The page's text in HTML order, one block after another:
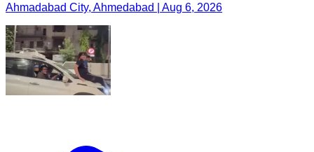
Ahmadabad City, Ahmedabad | Aug 6, 2026